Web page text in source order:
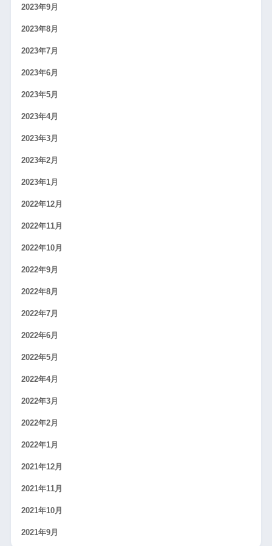
2023年9月
2023年8月
2023年7月
2023年6月
2023年5月
2023年4月
2023年3月
2023年2月
2023年1月
2022年12月
2022年11月
2022年10月
2022年9月
2022年8月
2022年7月
2022年6月
2022年5月
2022年4月
2022年3月
2022年2月
2022年1月
2021年12月
2021年11月
2021年10月
2021年9月